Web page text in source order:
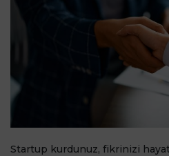
Startup kurdunuz, fikrinizi